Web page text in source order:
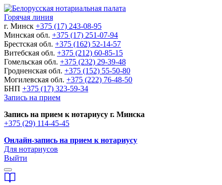
Горячая линия
г. Минск +375 (17) 243-08-95
Минская обл. +375 (17) 251-07-94
Брестская обл. +375 (162) 52-14-57
Витебская обл. +375 (212) 60-85-15
Гомельская обл. +375 (232) 29-39-48
Гродненская обл. +375 (152) 55-50-80
Могилевская обл. +375 (222) 76-48-50
БНП +375 (17) 323-59-34
Запись на прием
Запись на прием к нотариусу г. Минска
+375 (29) 114-45-45
Онлайн-запись на прием к нотариусу
Для нотариусов
Выйти